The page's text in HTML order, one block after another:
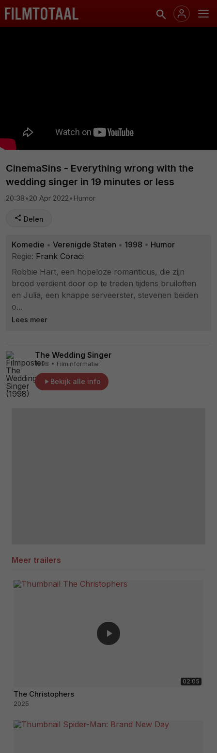
CinemaSins - Everything wrong with the
wedding singer in 19 minutes or less
20:38•20 Apr 2022• Humor
Delen
Komedie • Verenigde Staten • 1998 • Humor
Regie: Frank Coraci
Robbie Hart, een hopeloze romanticus, die zijn
brood verdient door op te treden tijdens bruiloften
en Julia, een knappe serveerster, stevenen beiden
o...
Lees meer
The Wedding Singer
1998 • Filminformatie
Bekijk alle info
Meer trailers
02:05
The Christophers
2025